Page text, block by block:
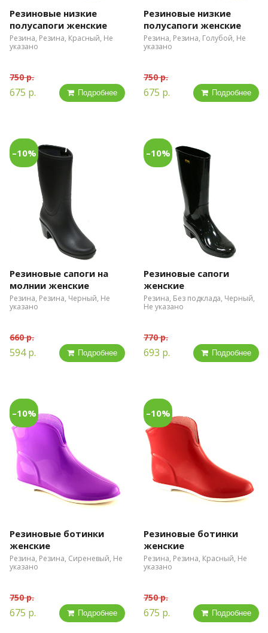
Резиновые низкие
полусапоги женские
Резина, Резина, Красный, Не
указано
750 р.
675 р. Подробнее
Резиновые низкие
полусапоги женские
Резина, Резина, Голубой, Не
указано
750 р.
675 р. Подробнее
–10%
Резиновые сапоги на
молнии женские
Резина, Резина, Черный, Не
указано
660 р.
594 р. Подробнее
–10%
Резиновые сапоги
женские
Резина, Без подклада, Черный,
Не указано
770 р.
693 р. Подробнее
–10%
Резиновые ботинки
женские
Резина, Резина, Сиреневый, Не
указано
750 р.
675 р. Подробнее
–10%
Резиновые ботинки
женские
Резина, Резина, Красный, Не
указано
750 р.
675 р. Подробнее